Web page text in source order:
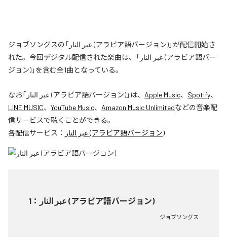
ジョブソングスの「عبر النار (アラビア語バージョン)」が配信開始さ
れた。今回デジタル配信された楽曲は、「عبر النار (アラビア語バー
ジョン)」を含む全1曲となっている。
なお「 عبر النار (アラビア語バージョン)」は、 Apple Music、 Spotify、
LINE MUSIC、 YouTube Music、 Amazon Music Unlimitedなどの音楽配
信サービスで聴くことができる。
各配信サービス：
عبر النار (アラビア語バージョン)
1 ： عبر النار (アラビア語バージョン)
ジョブソングス